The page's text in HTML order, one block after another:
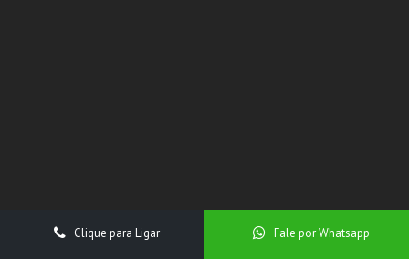
Clique para Ligar Fale por Whatsapp